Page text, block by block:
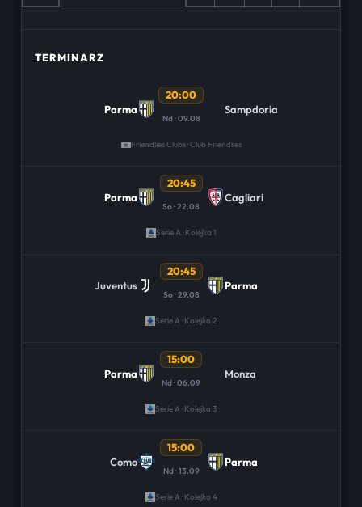
TERMINARZ
Parma
20:00
Nd · 09.08
Sampdoria
Friendlies Clubs · Club Friendlies
Parma
20:45
So · 22.08
Cagliari
Serie A · Kolejka 1
Juventus
20:45
So · 29.08
Parma
Serie A · Kolejka 2
Parma
15:00
Nd · 06.09
Monza
Serie A · Kolejka 3
Como
15:00
Nd · 13.09
Parma
Serie A · Kolejka 4